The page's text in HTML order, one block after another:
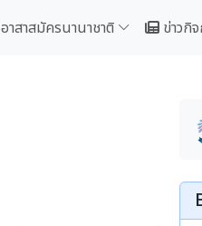
อาสาสมัครนานาชาติ ข่าวกิ